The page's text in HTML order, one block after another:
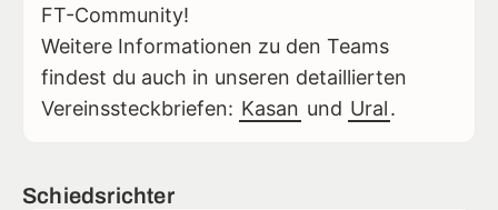
FT-Community!
Weitere Informationen zu den Teams
findest du auch in unseren detaillierten
Vereinssteckbriefen: Kasan und Ural.
Schiedsrichter